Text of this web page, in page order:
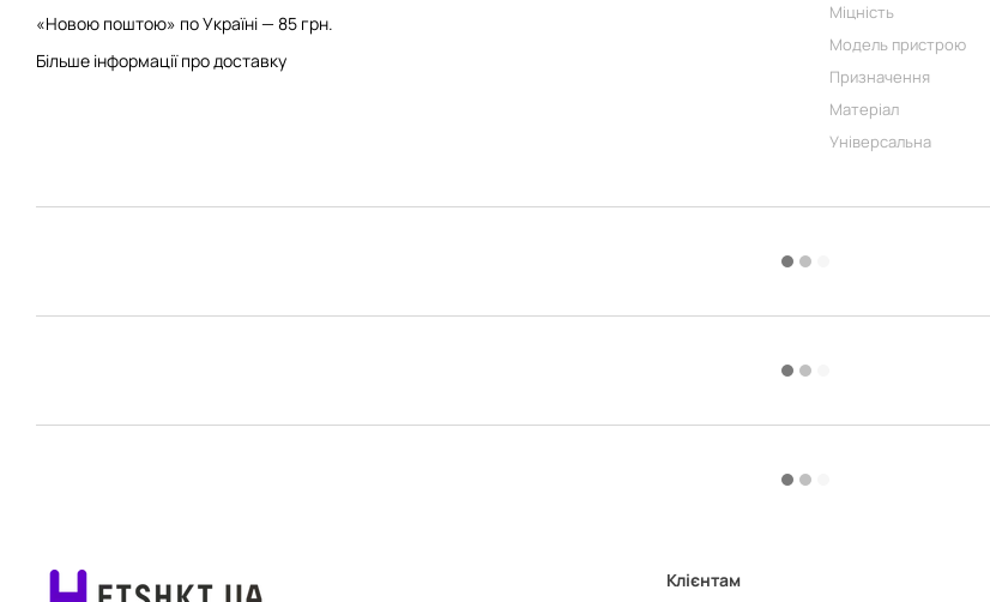
«Новою поштою» по Україні — 85 грн.
Більше інформації про доставку
Міцність
Модель пристрою
Призначення
Матеріал
Універсальна
Клієнтам